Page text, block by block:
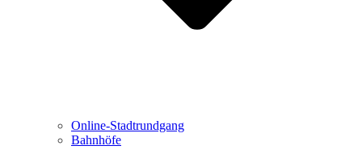
Online-Stadtrundgang
Bahnhöfe